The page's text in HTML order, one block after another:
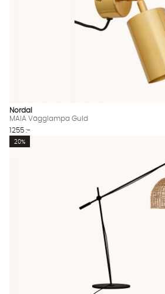
Nordal
MAIA Vägglampa Guld
1255 :-
20%